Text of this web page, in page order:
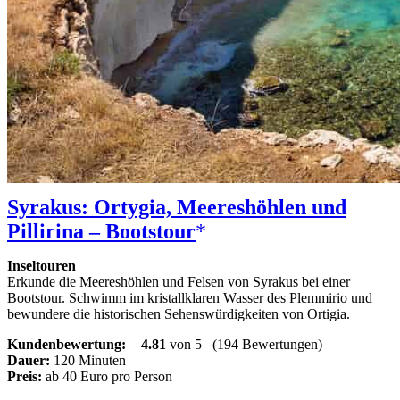
Syrakus: Ortygia, Meereshöhlen und
Pillirina – Bootstour
Inseltouren
Erkunde die Meereshöhlen und Felsen von Syrakus bei einer
Bootstour. Schwimm im kristallklaren Wasser des Plemmirio und
bewundere die historischen Sehenswürdigkeiten von Ortigia.
Kundenbewertung:
4.81 von 5 (194 Bewertungen)
Dauer: 120 Minuten
Preis: ab 40 Euro pro Person